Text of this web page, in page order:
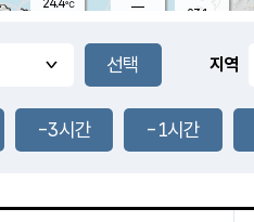
풍도
6.4m/s
24.4℃
23.1
지역
-3시간 -1시간